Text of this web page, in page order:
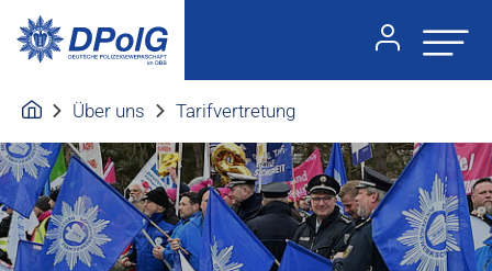
Über uns Tarifvertretung